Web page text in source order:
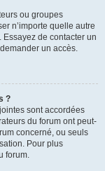
ou groupes
n’importe quelle autre
de contacter un
un accès.
?
sont accordées
du forum ont peut-
concerné, ou seuls
Pour plus
forum.